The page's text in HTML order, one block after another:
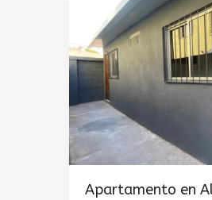
Apartamento en